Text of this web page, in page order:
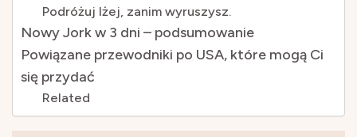
Podróżuj lżej, zanim wyruszysz.
Nowy Jork w 3 dni – podsumowanie
Powiązane przewodniki po USA, które mogą Ci
się przydać
Related